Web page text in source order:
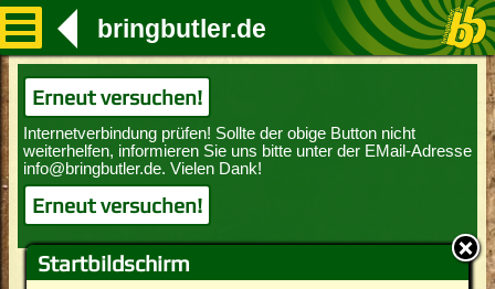
Startbildschirm
bringbutler.de
Erneut versuchen!
Erneut versuchen!